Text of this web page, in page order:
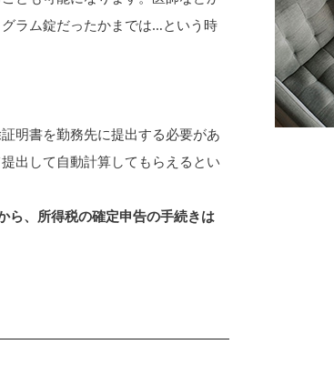
ラム錠だったかまでは…という時
明書を勤務先に提出する必要があ
出して自動計算してもらえるとい
ら、所得税の確定申告の手続きは